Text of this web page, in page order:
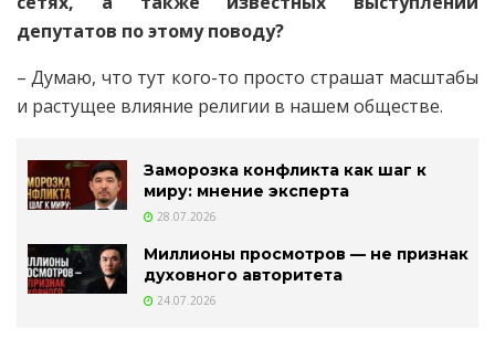
депутатов по этому поводу?
– Думаю, что тут кого-то просто страшат масштабы
и растущее влияние религии в нашем обществе.
Заморозка конфликта как шаг к
миру: мнение эксперта
28.07.2026
Миллионы просмотров — не признак
духовного авторитета
24.07.2026